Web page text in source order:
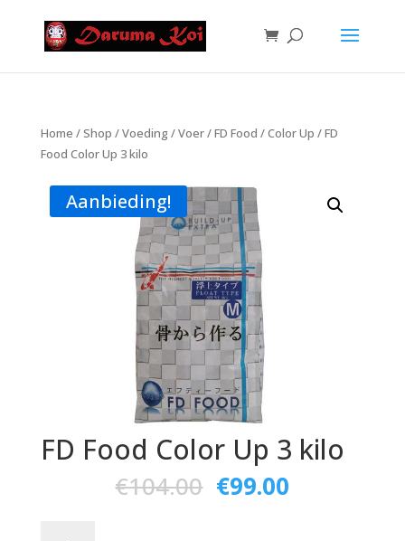
Home /Shop /Voeding /Voer/FD Food /Color Up / FD
Food Color Up 3 kilo
Aanbieding!
FD Food Color Up 3 kilo
€104.00 €99.00